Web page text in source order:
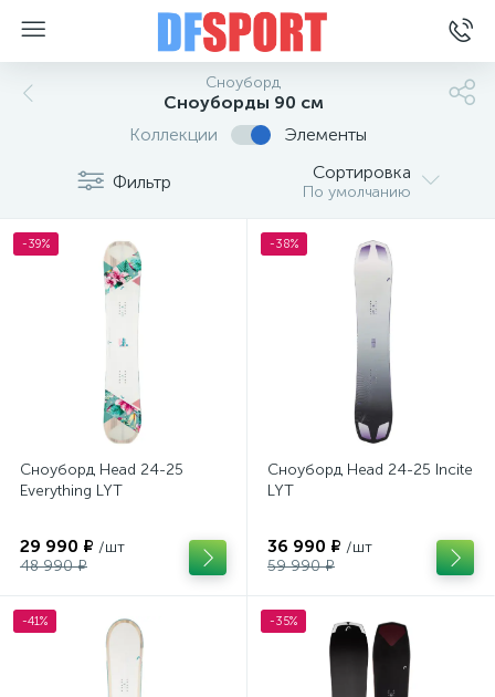
Сноуборд
Сноуборды 90 см
Коллекции
Элементы
Фильтр Сортировка
По умолчанию
-39%
Сноуборд Head 24-25
Everything LYT
29 990 ₽ /шт
48 990 ₽
-38%
Сноуборд Head 24-25 Incite
LYT
36 990 ₽ /шт
59 990 ₽
-41% -35%